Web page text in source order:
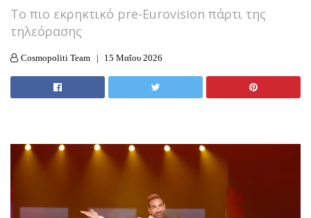
Tο πιο εκρηκτικό pre-Eurovision πάρτι της
τηλεόρασης
Cosmopoliti Team 15 Μαΐου 2026